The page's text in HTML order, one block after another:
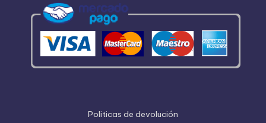
Politicas de devolución